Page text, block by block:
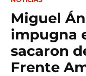
Miguel
impugna
sacaron
Frente